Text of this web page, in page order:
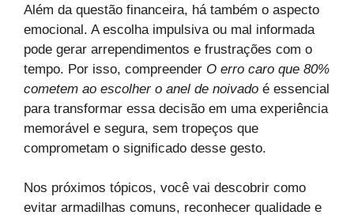
Além da questão financeira, há também o aspecto
emocional. A escolha impulsiva ou mal informada
pode gerar arrependimentos e frustrações com o
tempo. Por isso, compreender O erro caro que 80%
cometem ao escolher o anel de noivado é essencial
para transformar essa decisão em uma experiência
memorável e segura, sem tropeços que
comprometam o significado desse gesto.
Nos próximos tópicos, você vai descobrir como
evitar armadilhas comuns, reconhecer qualidade e